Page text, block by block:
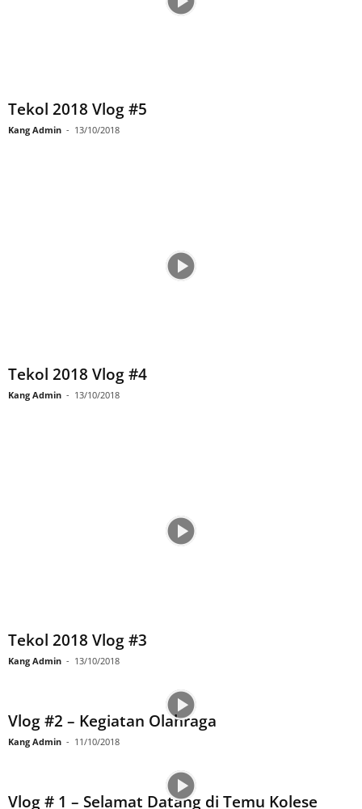
Tekol 2018 Vlog #5
Kang Admin - 13/10/2018
Tekol 2018 Vlog #4
Kang Admin - 13/10/2018
Tekol 2018 Vlog #3
Kang Admin - 13/10/2018
Vlog #2 – Kegiatan Olahraga
Kang Admin - 11/10/2018
Vlog # 1 – Selamat Datang di Temu Kolese